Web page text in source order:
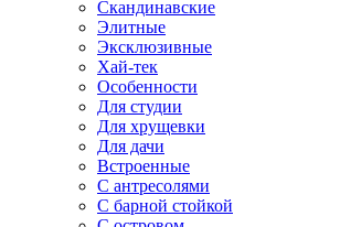
Скандинавские
Элитные
Эксклюзивные
Хай-тек
Особенности
Для студии
Для хрущевки
Для дачи
Встроенные
С антресолями
С барной стойкой